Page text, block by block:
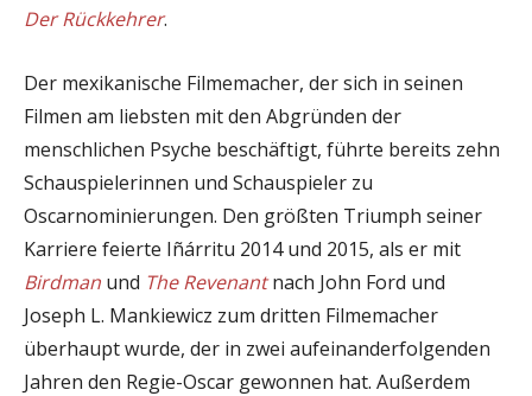
Der Rückkehrer.
Der mexikanische Filmemacher, der sich in seinen
Filmen am liebsten mit den Abgründen der
menschlichen Psyche beschäftigt, führte bereits zehn
Schauspielerinnen und Schauspieler zu
Oscarnominierungen. Den größten Triumph seiner
Karriere feierte Iñárritu 2014 und 2015, als er mit
Birdman und The Revenantnach John Ford und
Joseph L. Mankiewicz zum dritten Filmemacher
überhaupt wurde, der in zwei aufeinanderfolgenden
Jahren den Regie-Oscar gewonnen hat. Außerdem